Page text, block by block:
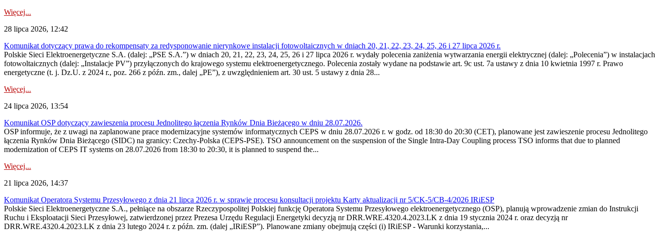
Więcej...
28 lipca 2026, 12:42
Komunikat dotyczący prawa do rekompensaty za redysponowanie nierynkowe instalacji fotowoltaicznych w dniach 20, 21, 22, 23, 24, 25, 26 i 27 lipca 2026 r.
Polskie Sieci Elektroenergetyczne S.A. (dalej: „PSE S.A.”) w dniach 20, 21, 22, 23, 24, 25, 26 i 27 lipca 2026 r. wydały polecenia zaniżenia wytwarzania energii elektrycznej (dalej: „Polecenia”) w instalacjach
fotowoltaicznych (dalej: „Instalacje PV”) przyłączonych do krajowego systemu elektroenergetycznego. Polecenia zostały wydane na podstawie art. 9c ust. 7a ustawy z dnia 10 kwietnia 1997 r. Prawo
energetyczne (t. j. Dz.U. z 2024 r., poz. 266 z późn. zm., dalej „PE”), z uwzględnieniem art. 30 ust. 5 ustawy z dnia 28...
Więcej...
24 lipca 2026, 13:54
Komunikat OSP dotyczący zawieszenia procesu Jednolitego łączenia Rynków Dnia Bieżącego w dniu 28.07.2026.
OSP informuje, że z uwagi na zaplanowane prace modernizacyjne systemów informatycznych CEPS w dniu 28.07.2026 r. w godz. od 18:30 do 20:30 (CET), planowane jest zawieszenie procesu Jednolitego
łączenia Rynków Dnia Bieżącego (SIDC) na granicy: Czechy-Polska (CEPS-PSE). TSO announcement on the suspension of the Single Intra-Day Coupling process TSO informs that due to planned
modernization of CEPS IT systems on 28.07.2026 from 18:30 to 20:30, it is planned to suspend the...
Więcej...
21 lipca 2026, 14:37
Komunikat Operatora Systemu Przesyłowego z dnia 21 lipca 2026 r. w sprawie procesu konsultacji projektu Karty aktualizacji nr 5/CK-5/CB-4/2026 IRiESP
Polskie Sieci Elektroenergetyczne S.A., pełniące na obszarze Rzeczypospolitej Polskiej funkcję Operatora Systemu Przesyłowego elektroenergetycznego (OSP), planują wprowadzenie zmian do Instrukcji
Ruchu i Eksploatacji Sieci Przesyłowej, zatwierdzonej przez Prezesa Urzędu Regulacji Energetyki decyzją nr DRR.WRE.4320.4.2023.LK z dnia 19 stycznia 2024 r. oraz decyzją nr
DRR.WRE.4320.4.2023.LK z dnia 23 lutego 2024 r. z późn. zm. (dalej „IRiESP”). Planowane zmiany obejmują części (i) IRiESP - Warunki korzystania,...